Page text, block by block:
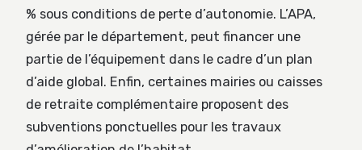
% sous conditions de perte d’autonomie. L’APA,
gérée par le département, peut financer une
partie de l’équipement dans le cadre d’un plan
d’aide global. Enfin, certaines mairies ou caisses
de retraite complémentaire proposent des
subventions ponctuelles pour les travaux